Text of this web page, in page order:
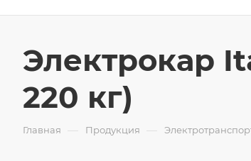
Электрокар
220 кг)
Главная — Продукция —